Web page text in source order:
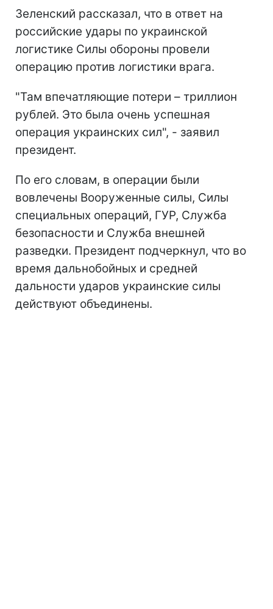
Зеленский рассказал, что в ответ на
российские удары по украинской
логистике Силы обороны провели
операцию против логистики врага.
"Там впечатляющие потери – триллион
рублей. Это была очень успешная
операция украинских сил", - заявил
президент.
По его словам, в операции были
вовлечены Вооруженные силы, Силы
специальных операций, ГУР, Служба
безопасности и Служба внешней
разведки. Президент подчеркнул, что во
время дальнобойных и средней
дальности ударов украинские силы
действуют объединены.